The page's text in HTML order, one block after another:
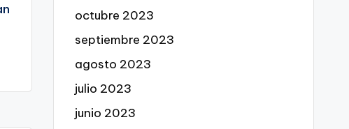
octubre 2023
septiembre 2023
agosto 2023
julio 2023
junio 2023